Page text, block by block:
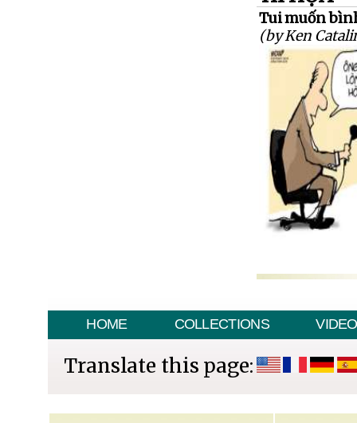
Tui muốn
(by Ken
HOME COLLECTIONS VIDEO
Translate this page: